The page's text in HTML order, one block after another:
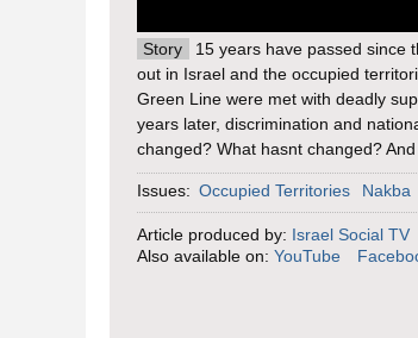
Story
15 years have passed since
out in Israel and the occupied
Green Line were met with deadly
years later, discrimination and
changed? What hasnt changed?
Issues: Occupied Territories Nakba
Article produced by: Israel Social TV
Also available on: YouTube